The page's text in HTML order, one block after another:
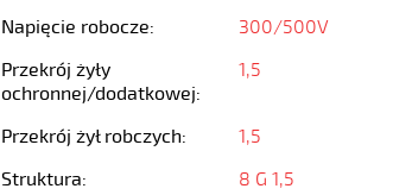
Napięcie robocze:
300/500V
Przekrój żyły
ochronnej/dodatkowej:
1,5
Przekrój żył robczych:
1,5
Struktura:
8 G 1,5